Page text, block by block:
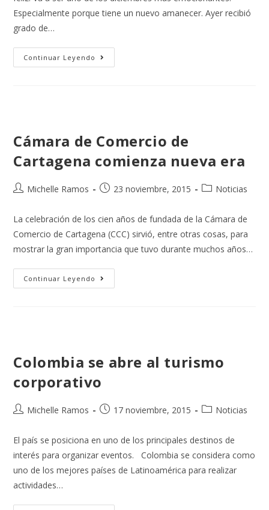
Especialmente porque tiene un nuevo amanecer. Ayer recibió
grado de…
Continuar Leyendo
Cámara de Comercio de
Cartagena comienza nueva era
Michelle Ramos 23 noviembre, 2015 Noticias
La celebración de los cien años de fundada de la Cámara de
Comercio de Cartagena (CCC) sirvió, entre otras cosas, para
mostrar la gran importancia que tuvo durante muchos años…
Continuar Leyendo
Colombia se abre al turismo
corporativo
Michelle Ramos 17 noviembre, 2015 Noticias
El país se posiciona en uno de los principales destinos de
interés para organizar eventos. Colombia se considera como
uno de los mejores países de Latinoamérica para realizar
actividades…